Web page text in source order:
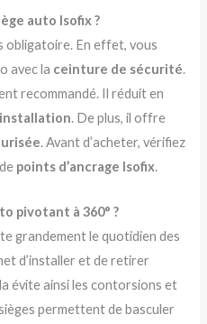
auto Isofix ?
obligatoire. En effet, vous
avec la ceinture de sécurité.
recommandé. Il réduit en
. De plus, il offre
. Avant d’acheter, vérifiez
points d’ancrage Isofix.
pivotant à 360° ?
grandement le quotidien des
d’installer et de retirer
évite ainsi les contorsions et
permettent de basculer